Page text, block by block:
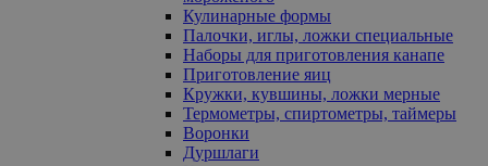
Кулинарные формы
Палочки, иглы, ложки специальные
Наборы для приготовления канапе
Приготовление яиц
Кружки, кувшины, ложки мерные
Термометры, спиртометры, таймеры
Воронки
Дуршлаги